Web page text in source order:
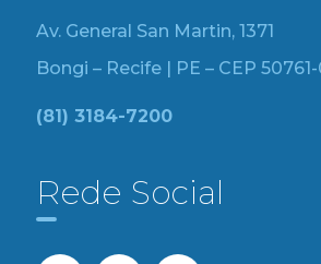
Av. General San Martin, 1371
Bongi – Recife | PE – CEP
(81) 3184-7200
Rede Social